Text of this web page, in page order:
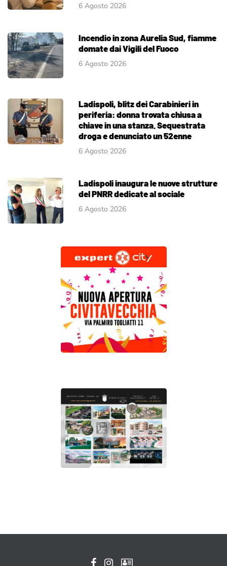
6 Agosto 2026
Incendio in zona Aurelia Sud, fiamme
domate dai Vigili del Fuoco
6 Agosto 2026
Ladispoli, blitz dei Carabinieri in
periferia: donna trovata chiusa a
chiave in una stanza. Sequestrata
droga e denunciato un 52enne
6 Agosto 2026
Ladispoli inaugura le nuove strutture
del PNRR dedicate al sociale
6 Agosto 2026